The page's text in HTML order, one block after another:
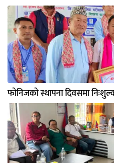
फोनिजको स्थापना दिवसमा